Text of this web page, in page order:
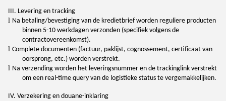
III. Levering en tracking
l Na betaling/bevestiging van de kredietbrief worden reguliere producten
binnen 5-10 werkdagen verzonden (specifiek volgens de
contractovereenkomst).
l Complete documenten (factuur, paklijst, cognossement, certificaat van
oorsprong, etc.) worden verstrekt.
l Na verzending worden het leveringsnummer en de trackinglink verstrekt
om een real-time query van de logistieke status te vergemakkelijken.
IV. Verzekering en douane-inklaring